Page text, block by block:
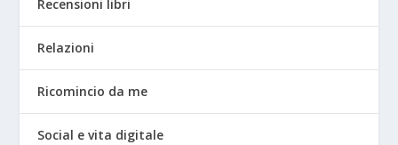
Recensioni libri
Relazioni
Ricomincio da me
Social e vita digitale